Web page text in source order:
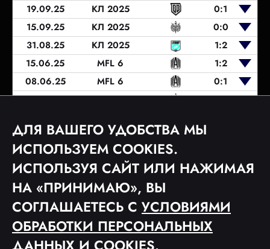
19.09.25
КЛ 2025
0:1
15.09.25
КЛ 2025
0:0
31.08.25
КЛ 2025
1:2
15.06.25
MFL 6
1:2
08.06.25
MFL 6
0:1
05.06.25
MFL 6
1:0
24.05.25
MFL 6
1 2
ДЛЯ ВАШЕГО УДОБСТВА МЫ
ИСПОЛЬЗУЕМ COOKIES.
ИСПОЛЬЗУЯ САЙТ ИЛИ НАЖИМАЯ
НА «ПРИНИМАЮ», ВЫ
СОГЛАШАЕТЕСЬ С УСЛОВИЯМИ
ОБРАБОТКИ ПЕРСОНАЛЬНЫХ